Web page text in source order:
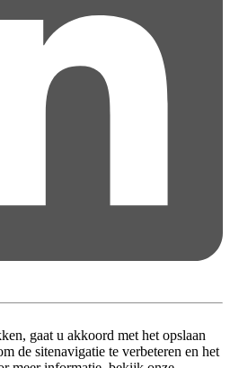
gaat u akkoord met het opslaan
de sitenavigatie te verbeteren en het